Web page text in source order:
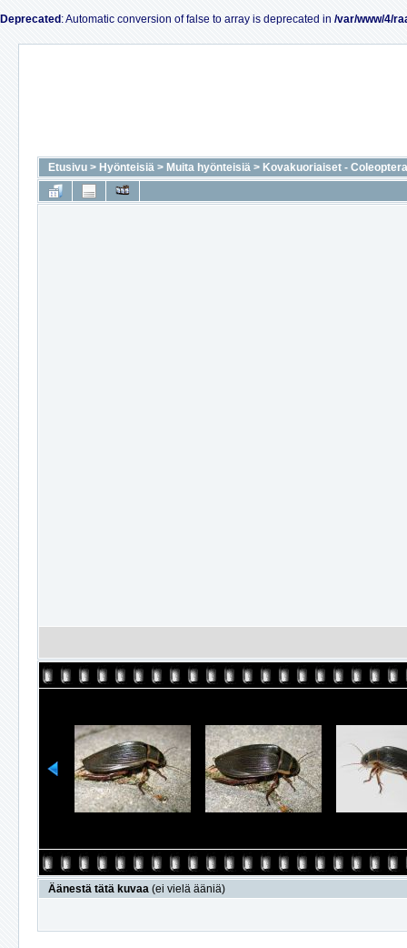
Deprecated : Automatic conversion of false to array is deprecated in /var/www/4/
Etusivu > Hyönteisiä > Muita hyönteisiä > Kovakuoriaiset - Coleoptera
Äänestä tätä kuvaa (ei vielä ääniä)